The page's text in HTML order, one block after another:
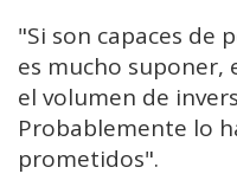
"Si son capaces de
es mucho suponer,
el volumen de
Probablemente lo
prometidos".